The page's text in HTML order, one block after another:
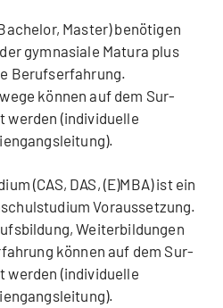
Master) benötigen
gymnasiale Matura plus
Berufserfahrung.
können auf dem Sur-
werden (individuelle
(CAS, DAS, (E)MBA) ist ein
Voraussetzung.
Weiterbildungen
können auf dem Sur-
werden (individuelle